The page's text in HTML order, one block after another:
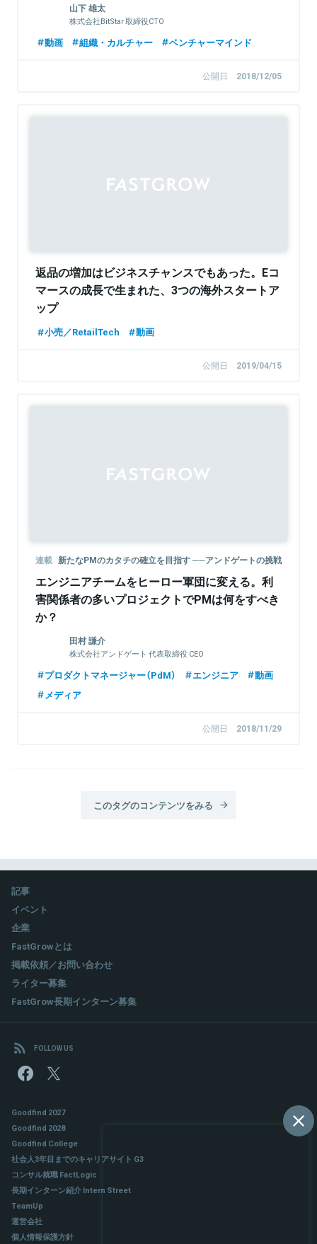
山下 雄太
株式会社BitStar 取締役CTO
動画 組織・カルチャー ベンチャーマインド
公開日 2018/12/05
返品の増加はビジネスチャンスでもあった。Eコ
マースの成長で生まれた、3つの海外スタートア
ップ
小売／RetailTech 動画
公開日 2019/04/15
連載 新たなPMのカタチの確立を目指す ──アンドゲートの挑戦
エンジニアチームをヒーロー軍団に変える。利
害関係者の多いプロジェクトでPMは何をすべき
か？
田村 謙介
株式会社アンドゲート 代表取締役 CEO
プロダクトマネージャー（PdM） エンジニア
動画
メディア
公開日 2018/11/29
このタグのコンテンツをみる
記事
イベント
企業
FastGrowとは
掲載依頼／お問い合わせ
ライター募集
FastGrow長期インターン募集
FOLLOW US
Goodfind 2027
Goodfind 2028
Goodfind College
社会人3年目までのキャリアサイト G3
コンサル就職 FactLogic
長期インターン紹介 Intern Street
TeamUp
運営会社
個人情報保護方針